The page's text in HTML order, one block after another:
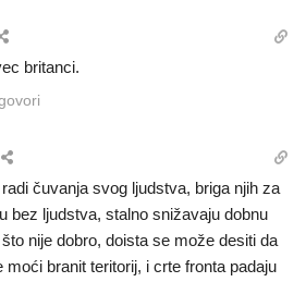
britanci.
čuvanja svog ljudstva, briga njih za
bez ljudstva, stalno snižavaju dobnu
nije dobro, doista se može desiti da
moći branit teritorij, i crte fronta padaju